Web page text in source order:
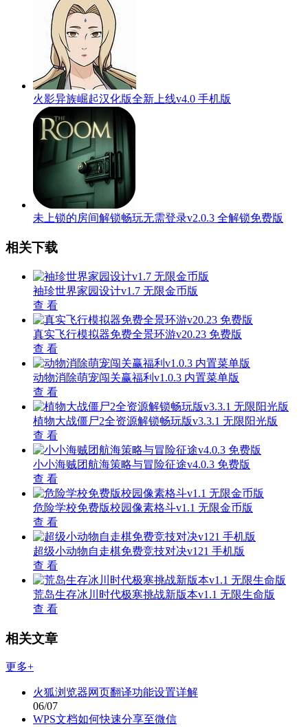
火影异族崛起汉化版全新上线v4.0 手机版
未上锁的房间解锁畅玩无需登录v2.0.3 全解锁免费版
相关下载
袖珍世界家园设计v1.7 无限金币版
查 看
真实飞行模拟器免费全景环游v20.23 免费版
查 看
动物消除萌宠闯关赢福利v1.0.3 内置菜单版
查 看
植物大战僵尸2全资源解锁畅玩版v3.3.1 无限阳光版
查 看
小小海贼团航海策略与冒险征途v4.0.3 免费版
查 看
危险学校免费版校园像素格斗v1.1 无限金币版
查 看
超级小动物自走棋免费竞技对决v121 手机版
查 看
荒岛生存冰川时代极寒挑战新版本v1.1 无限生命版
查 看
相关文章
更多+
火狐浏览器网页翻译功能设置详解
06/07
WPS文档如何快速分享至微信